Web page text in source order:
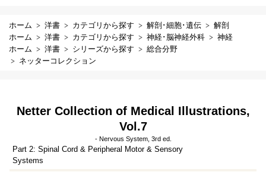
ホーム 洋書 カテゴリから探す 解剖･細胞･遺伝
解剖
ホーム
洋書 カテゴリから探す 神経･脳神経外科
神経
ホーム
洋書 シリーズから探す
総合分野
ネッターコレクション
Netter Collection of Medical Illustrations,
Vol.7
- Nervous System, 3rd ed.
Part 2: Spinal Cord & Peripheral Motor & Sensory
Systems